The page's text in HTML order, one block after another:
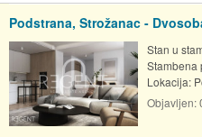
Podstrana, Strožanac -
Stan u
Stambena
Lokacija:
Objavljen: